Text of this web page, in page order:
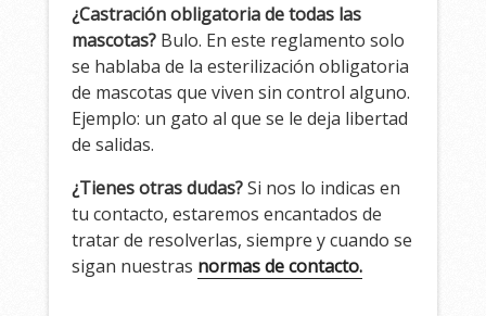
¿Castración obligatoria de todas las
mascotas? Bulo. En este reglamento solo
se hablaba de la esterilización obligatoria
de mascotas que viven sin control alguno.
Ejemplo: un gato al que se le deja libertad
de salidas.
¿Tienes otras dudas?Si nos lo indicas en
tu contacto, estaremos encantados de
tratar de resolverlas, siempre y cuando se
sigan nuestras normas de contacto.